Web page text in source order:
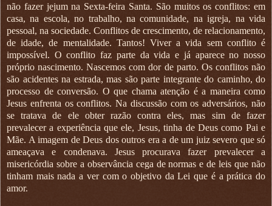
não fazer jejum na Sexta-feira Santa. São muitos os conflitos: em
casa, na escola, no trabalho, na comunidade, na igreja, na vida
pessoal, na sociedade. Conflitos de crescimento, de relacionamento,
de idade, de mentalidade. Tantos! Viver a vida sem conflito é
impossível. O conflito faz parte da vida e já aparece no nosso
próprio nascimento. Nascemos com dor de parto. Os conflitos não
são acidentes na estrada, mas são parte integrante do caminho, do
processo de conversão. O que chama atenção é a maneira como
Jesus enfrenta os conflitos. Na discussão com os adversários, não
se tratava de ele obter razão contra eles, mas sim de fazer
prevalecer a experiência que ele, Jesus, tinha de Deus como Pai e
Mãe. A imagem de Deus dos outros era a de um juiz severo que só
ameaçava e condenava. Jesus procurava fazer prevalecer a
misericórdia sobre a observância cega de normas e de leis que não
tinham mais nada a ver com o objetivo da Lei que é a prática do
amor.